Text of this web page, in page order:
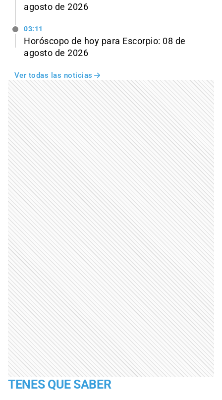
agosto de 2026
03:11
Horóscopo de hoy para Escorpio: 08 de
agosto de 2026
Ver todas las noticias
TENES QUE SABER